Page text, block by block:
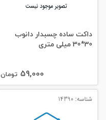
داکت ساده چسبدار دانوب
30*30 میلی‌ متری
59,000 تومان
شناسه: 14390